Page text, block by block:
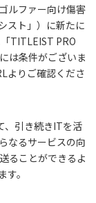
ルファー向け傷害
スト」）に新たに
TITLEIST PRO
は条件がございま
よりご確認くださ
、引き続きITを活
なるサービスの向
ることができるよ
。